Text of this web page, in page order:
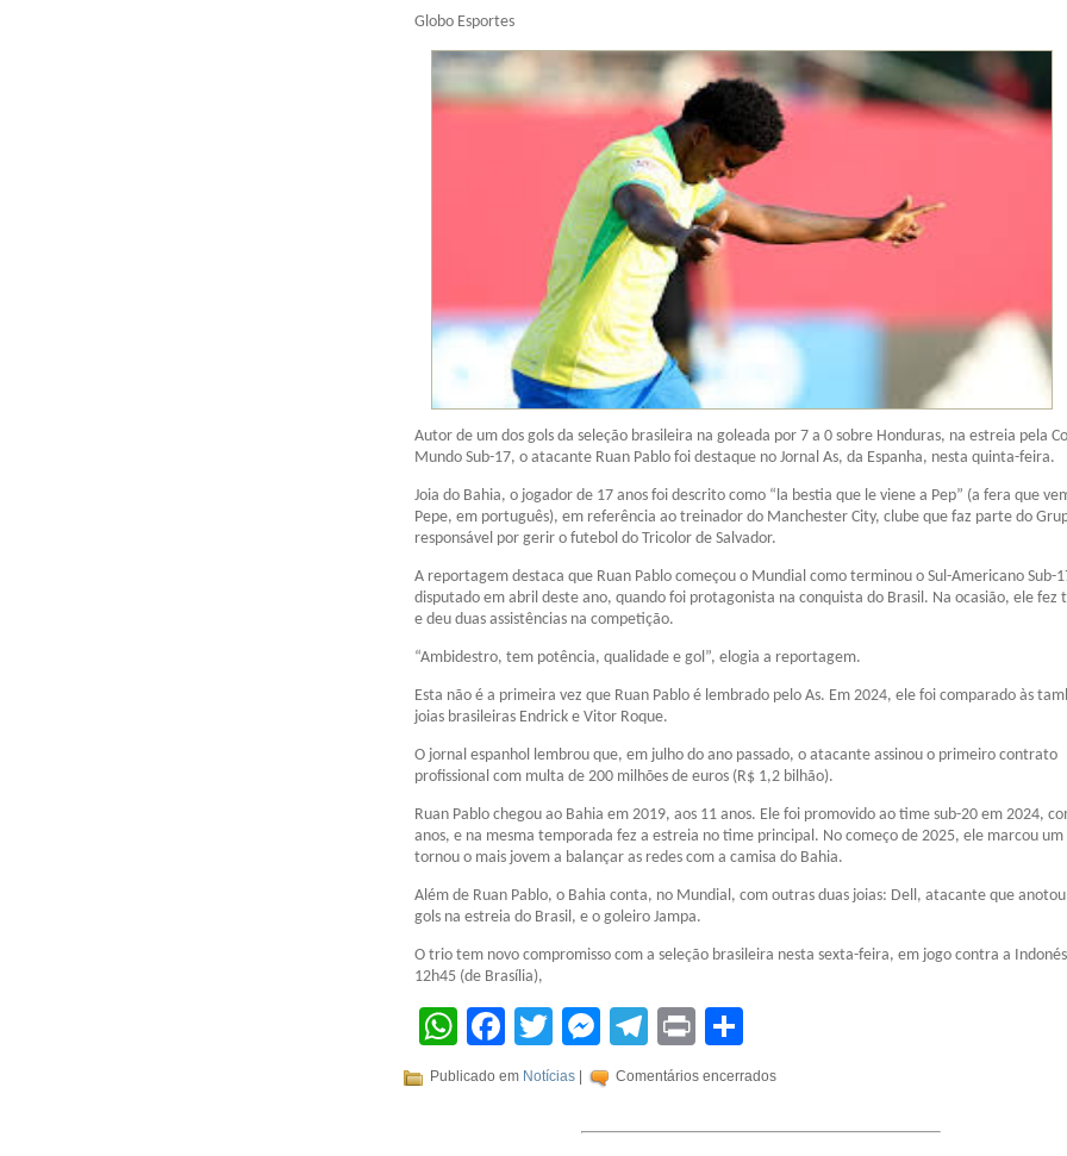
Globo Esportes
Autor de um dos gols da seleção brasileira na goleada por 7 a 0 sobre Honduras, na estreia pela
Mundo Sub-17, o atacante Ruan Pablo foi destaque no Jornal As, da Espanha, nesta quinta-feira.
Joia do Bahia, o jogador de 17 anos foi descrito como “la bestia que le viene a Pep” (a fera que
Pepe, em português), em referência ao treinador do Manchester City, clube que faz parte do
responsável por gerir o futebol do Tricolor de Salvador.
A reportagem destaca que Ruan Pablo começou o Mundial como terminou o Sul-Americano Sub-
disputado em abril deste ano, quando foi protagonista na conquista do Brasil. Na ocasião, ele fez
e deu duas assistências na competição.
“Ambidestro, tem potência, qualidade e gol”, elogia a reportagem.
Esta não é a primeira vez que Ruan Pablo é lembrado pelo As. Em 2024, ele foi comparado às
joias brasileiras Endrick e Vitor Roque.
O jornal espanhol lembrou que, em julho do ano passado, o atacante assinou o primeiro contrato
profissional com multa de 200 milhões de euros (R$ 1,2 bilhão).
Ruan Pablo chegou ao Bahia em 2019, aos 11 anos. Ele foi promovido ao time sub-20 em 2024,
anos, e na mesma temporada fez a estreia no time principal. No começo de 2025, ele marcou um
tornou o mais jovem a balançar as redes com a camisa do Bahia.
Além de Ruan Pablo, o Bahia conta, no Mundial, com outras duas joias: Dell, atacante que
gols na estreia do Brasil, e o goleiro Jampa.
O trio tem novo compromisso com a seleção brasileira nesta sexta-feira, em jogo contra a
12h45 (de Brasília),
WhatsApp
Facebook
TwitterMessenger
Telegram
Print
Publicado em Notícias | Comentários encerrados